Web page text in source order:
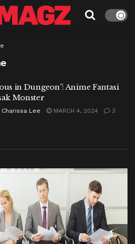
in Dungeon”: Anime Fantasi
Monster
Lee MARCH 4, 2024 3